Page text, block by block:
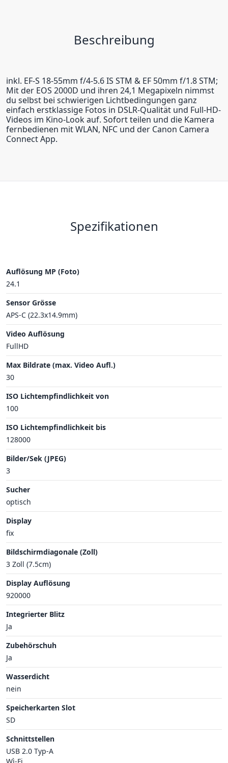
Beschreibung
inkl. EF-S 18-55mm f/4-5.6 IS STM & EF 50mm f/1.8 STM;
Mit der EOS 2000D und ihren 24,1 Megapixeln nimmst
du selbst bei schwierigen Lichtbedingungen ganz
einfach erstklassige Fotos in DSLR-Qualität und Full-HD-
Videos im Kino-Look auf. Sofort teilen und die Kamera
fernbedienen mit WLAN, NFC und der Canon Camera
Connect App.
Spezifikationen
Auflösung MP (Foto)
24.1
Sensor Grösse
APS-C (22.3x14.9mm)
Video Auflösung
FullHD
Max Bildrate (max. Video Aufl.)
30
ISO Lichtempfindlichkeit von
100
ISO Lichtempfindlichkeit bis
128000
Bilder/Sek (JPEG)
3
Sucher
optisch
Display
fix
Bildschirmdiagonale (Zoll)
3 Zoll (7.5cm)
Display Auflösung
920000
Integrierter Blitz
Ja
Zubehörschuh
Ja
Wasserdicht
nein
Speicherkarten Slot
SD
Schnittstellen
USB 2.0 Typ-A
Wì-Fi